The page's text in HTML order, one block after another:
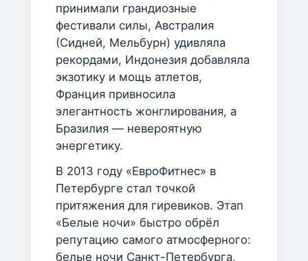
принимали грандиозные
фестивали силы, Австралия
(Сидней, Мельбурн) удивляла
рекордами, Индонезия добавляла
экзотику и мощь атлетов,
Франция привносила
элегантность жонглирования, а
Бразилия — невероятную
энергетику.
В 2013 году «ЕвроФитнес» в
Петербурге стал точкой
притяжения для гиревиков. Этап
«Белые ночи» быстро обрёл
репутацию самого атмосферного:
белые ночи Санкт-Петербурга,